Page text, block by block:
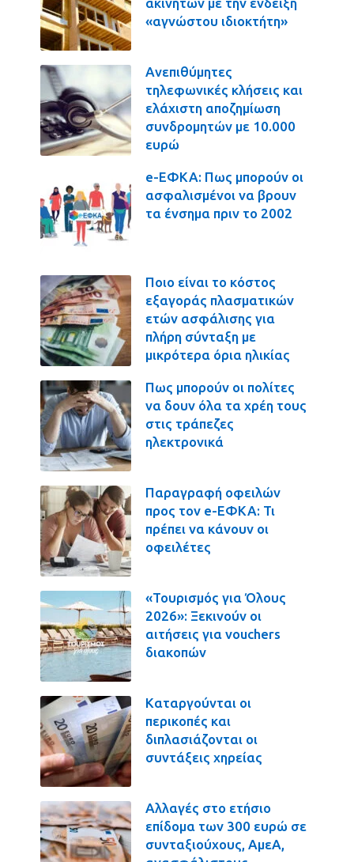
«αγνώστου ιδιοκτήτη»
Ανεπιθύμητες
τηλεφωνικές κλήσεις και
ελάχιστη αποζημίωση
συνδρομητών με 10.000
ευρώ
e-ΕΦΚΑ: Πως μπορούν οι
ασφαλισμένοι να βρουν
τα ένσημα πριν το 2002
Ποιο είναι το κόστος
εξαγοράς πλασματικών
ετών ασφάλισης για
πλήρη σύνταξη με
μικρότερα όρια ηλικίας
Πως μπορούν οι πολίτες
να δουν όλα τα χρέη τους
στις τράπεζες
ηλεκτρονικά
Παραγραφή οφειλών
προς τον e-ΕΦΚΑ: Τι
πρέπει να κάνουν οι
οφειλέτες
«Τουρισμός για Όλους
2026»: Ξεκινούν οι
αιτήσεις για vouchers
διακοπών
Καταργούνται οι
περικοπές και
διπλασιάζονται οι
συντάξεις χηρείας
Αλλαγές στο ετήσιο
επίδομα των 300 ευρώ σε
συνταξιούχους, ΑμεΑ,